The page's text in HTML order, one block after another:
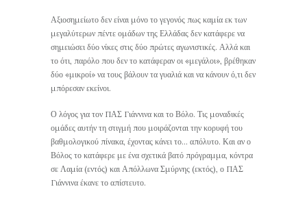
Αξιοσημείωτο δεν είναι μόνο το γεγονός πως καμία εκ των
μεγαλύτερων πέντε ομάδων της Ελλάδας δεν κατάφερε να
σημειώσει δύο νίκες στις δύο πρώτες αγωνιστικές. Αλλά και
το ότι, παρόλο που δεν το κατάφεραν οι «μεγάλοι», βρέθηκαν
δύο «μικροί» να τους βάλουν τα γυαλιά και να κάνουν ό,τι δεν
μπόρεσαν εκείνοι.
Ο λόγος για τον ΠΑΣ Γιάννινα και το Βόλο. Τις μοναδικές
ομάδες αυτήν τη στιγμή που μοιράζονται την κορυφή του
βαθμολογικού πίνακα, έχοντας κάνει το… απόλυτο. Και αν ο
Βόλος το κατάφερε με ένα σχετικά βατό πρόγραμμα, κόντρα
σε Λαμία (εντός) και Απόλλωνα Σμύρνης (εκτός), ο ΠΑΣ
Γιάννινα έκανε το απίστευτο.